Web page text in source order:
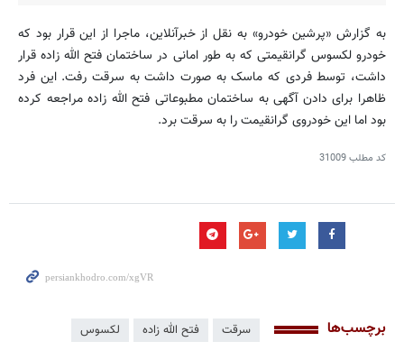
به گزارش «پرشین خودرو» به نقل از خبرآنلاین، ماجرا از این قرار بود که
خودرو لکسوس گرانقیمتی که به طور امانی در ساختمان فتح الله زاده قرار
داشت، توسط فردی که ماسک به صورت داشت به سرقت رفت. این فرد
ظاهرا برای دادن آگهی به ساختمان مطبوعاتی فتح الله زاده مراجعه کرده
بود اما این خودروی گرانقیمت را به سرقت برد.
کد مطلب31009
برچسب‌ها سرقت فتح الله زاده لکسوس